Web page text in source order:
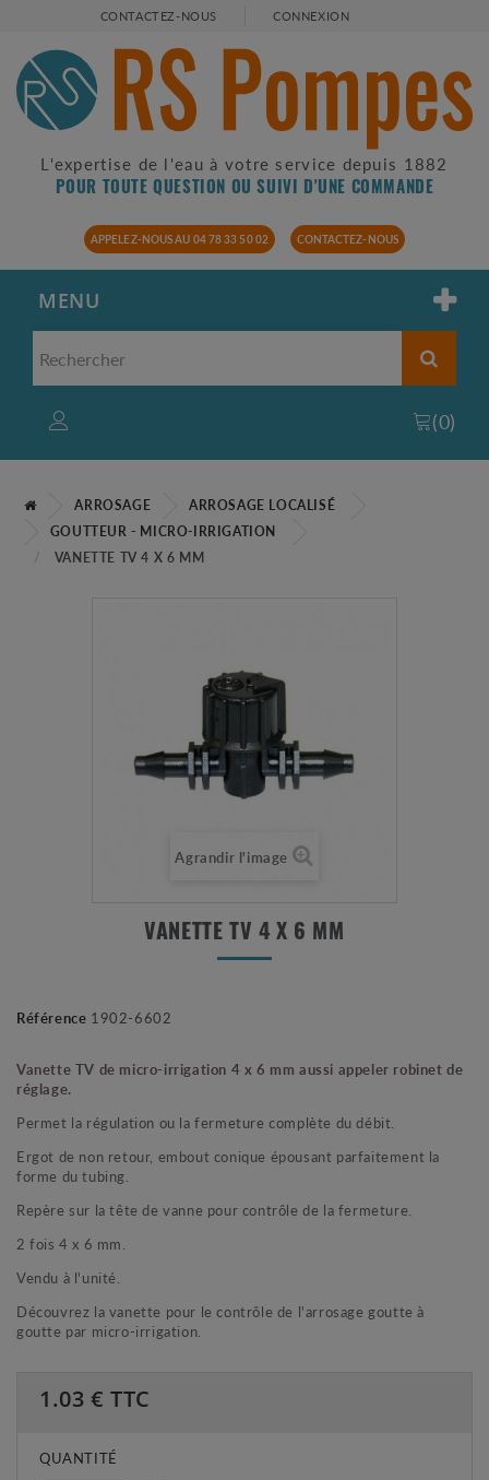
CONTACTEZ-NOUS CONNEXION
L'expertise de l'eau à votre service depuis 1882
POUR TOUTE QUESTION OU SUIVI D'UNE COMMANDE
APPELEZ-NOUS AU 04 78 33 50 02 CONTACTEZ-NOUS
MENU
(0)
ARROSAGE
ARROSAGE LOCALISÉ
GOUTTEUR - MICRO-IRRIGATION
VANETTE TV 4 X 6 MM
Agrandir l'image
VANETTE TV 4 X 6 MM
Référence 1902-6602
Vanette TV de micro-irrigation 4 x 6 mm aussi appeler robinet de
réglage.
Permet la régulation ou la fermeture complète du débit.
Ergot de non retour, embout conique épousant parfaitement la
forme du tubing.
Repère sur la tête de vanne pour contrôle de la fermeture.
2 fois 4 x 6 mm.
Vendu à l'unité.
Découvrez la vanette pour le contrôle de l'arrosage goutte à
goutte par micro-irrigation.
1.03 € TTC
QUANTITÉ